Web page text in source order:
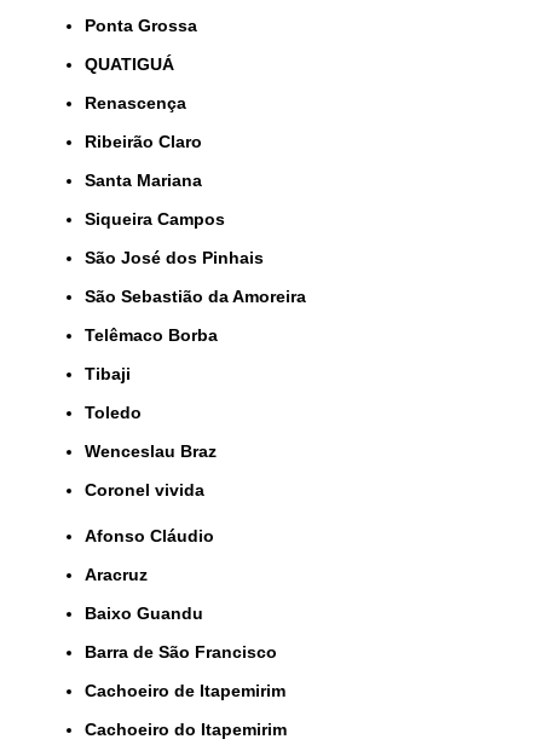
Ponta Grossa
QUATIGUÁ
Renascença
Ribeirão Claro
Santa Mariana
Siqueira Campos
São José dos Pinhais
São Sebastião da Amoreira
Telêmaco Borba
Tibaji
Toledo
Wenceslau Braz
coronel vivida
Afonso Cláudio
Aracruz
Baixo Guandu
Barra de São Francisco
Cachoeiro de Itapemirim
Cachoeiro do Itapemirim